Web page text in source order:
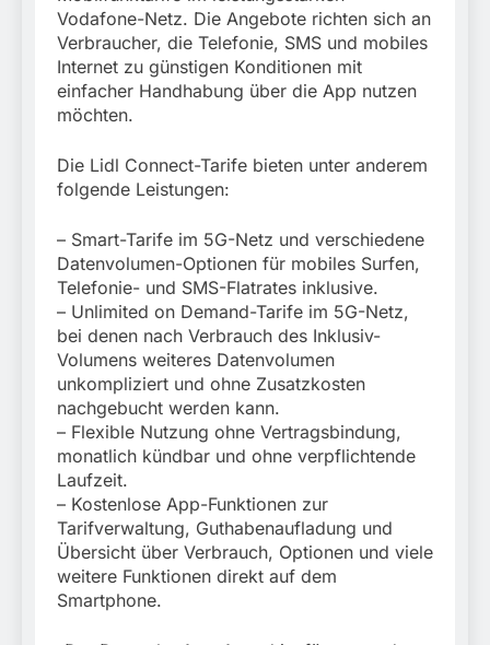
Vodafone-Netz. Die Angebote richten sich an
Verbraucher, die Telefonie, SMS und mobiles
Internet zu günstigen Konditionen mit
einfacher Handhabung über die App nutzen
möchten.
Die Lidl Connect-Tarife bieten unter anderem
folgende Leistungen:
– Smart-Tarife im 5G-Netz und verschiedene
Datenvolumen-Optionen für mobiles Surfen,
Telefonie- und SMS-Flatrates inklusive.
– Unlimited on Demand-Tarife im 5G-Netz,
bei denen nach Verbrauch des Inklusiv-
Volumens weiteres Datenvolumen
unkompliziert und ohne Zusatzkosten
nachgebucht werden kann.
– Flexible Nutzung ohne Vertragsbindung,
monatlich kündbar und ohne verpflichtende
Laufzeit.
– Kostenlose App-Funktionen zur
Tarifverwaltung, Guthabenaufladung und
Übersicht über Verbrauch, Optionen und viele
weitere Funktionen direkt auf dem
Smartphone.